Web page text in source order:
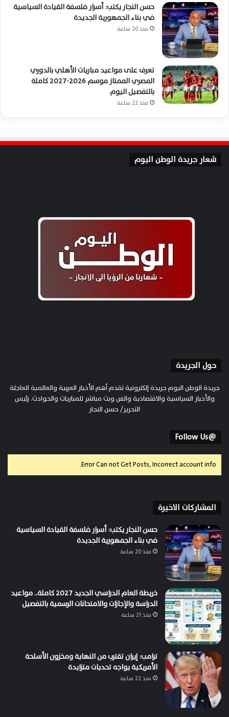
حسن النجار يكتب: أسرار فلسفة القيادة السياسية
في بناء الجمهورية الجديدة
منذ 20 ساعة
تعرف على مواعيد مباريات الأهلي بالدوري
المصري الممتاز موسم 2026-2027 كاملة
بالتفصيل اليوم
منذ 22 ساعة
شعار جريدة الوطن اليوم
حول الجريدة
جريدة الوطن اليوم جريدة إلكترونية تقدم أهم الأخبار العربية والعالمية العاجلة
والأخبار السياسية والاقتصادية والفن وبث مباشر للمباريات والحوادث. رئيس
التحرير/ حسن النجار
@Follow Us
Error Can not Get Posts, Incorrect account info.
المشاركات الاخيرة
حسن النجار يكتب: أسرار فلسفة القيادة السياسية
في بناء الجمهورية الجديدة
منذ 20 ساعة
خريطة العام الدراسي الجديد 2027 كاملة.. مواعيد
الدراسة والإجازات والامتحانات الرسمية بالتفصيل
منذ 21 ساعة
ترامب: إيران تقترب من النهاية ومخزون الأسلحة
الأمريكية يواجه تحديات متزايدة
منذ 22 ساعة